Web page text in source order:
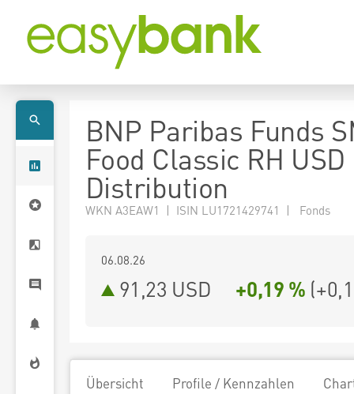
BNP Paribas Funds
Food Classic RH USD
Distribution
WKN A3EAW1 | ISIN LU1721429741 | Fonds
06.08.26
91,23 USD +0,19 % (
Übersicht Profile / Kennzahlen